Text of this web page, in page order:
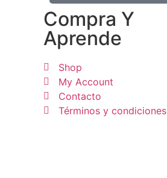
Compra Y
Aprende
Shop
My Account
Contacto
Términos y condiciones